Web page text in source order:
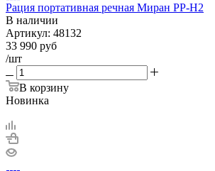
Рация портативная речная Миран РР-Н2
В наличии
Артикул: 48132
33 990 руб
/шт
В корзину
Новинка